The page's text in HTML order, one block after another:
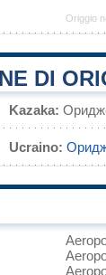
Origgio
DI
Kazaka:
Ucraino: